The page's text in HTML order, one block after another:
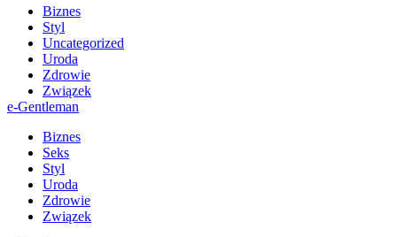
Biznes
Styl
Uncategorized
Uroda
Zdrowie
Związek
e-Gentleman
Biznes
Seks
Styl
Uroda
Zdrowie
Związek